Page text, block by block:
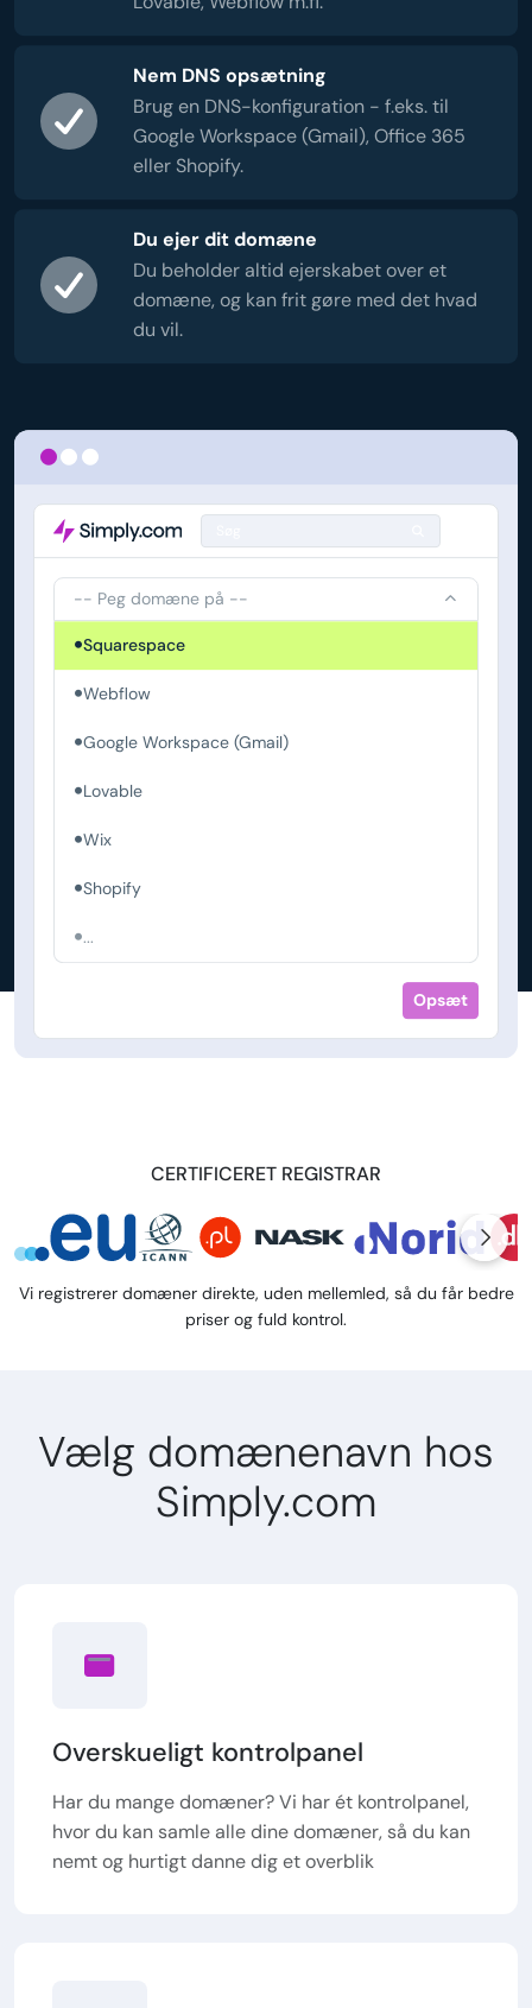
Nem DNS opsætning
Brug en DNS-konfiguration - f.eks. til
Google Workspace (Gmail), Office 365
eller Shopify.
Du ejer dit domæne
Du beholder altid ejerskabet over et
domæne, og kan frit gøre med det hvad
du vil.
-- Peg domæne på --
Squarespace
Webflow
Google Workspace (Gmail)
Lovable
Wix
Shopify
...
Opsæt
CERTIFICERET REGISTRAR
Vi registrerer domæner direkte, uden mellemled, så du får bedre
priser og fuld kontrol.
Vælg domænenavn hos
Simply.com
Overskueligt kontrolpanel
Har du mange domæner? Vi har ét kontrolpanel,
hvor du kan samle alle dine domæner, så du kan
nemt og hurtigt danne dig et overblik